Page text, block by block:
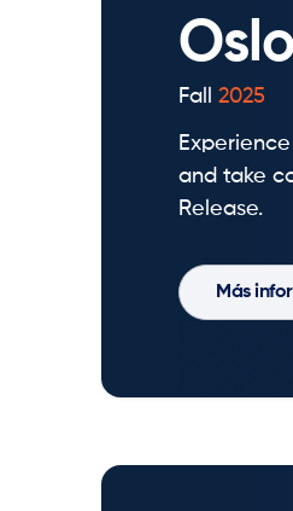
Oslo
Fall 2025
and take
Release.
Más